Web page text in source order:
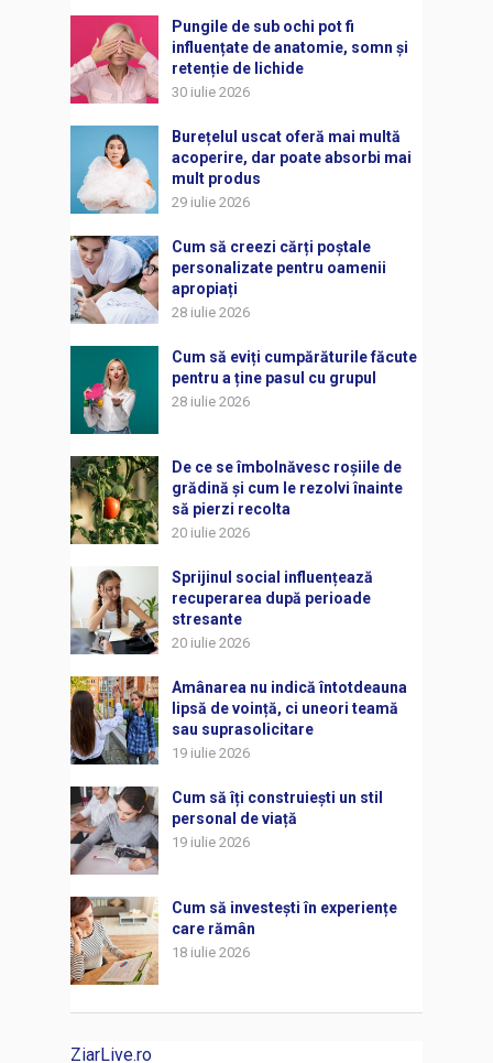
Pungile de sub ochi pot fi
influențate de anatomie, somn și
retenție de lichide
30 iulie 2026
Burețelul uscat oferă mai multă
acoperire, dar poate absorbi mai
mult produs
29 iulie 2026
Cum să creezi cărți poștale
personalizate pentru oamenii
apropiați
28 iulie 2026
Cum să eviți cumpărăturile făcute
pentru a ține pasul cu grupul
28 iulie 2026
De ce se îmbolnăvesc roșiile de
grădină și cum le rezolvi înainte
să pierzi recolta
20 iulie 2026
Sprijinul social influențează
recuperarea după perioade
stresante
20 iulie 2026
Amânarea nu indică întotdeauna
lipsă de voință, ci uneori teamă
sau suprasolicitare
19 iulie 2026
Cum să îți construiești un stil
personal de viață
19 iulie 2026
Cum să investești în experiențe
care rămân
18 iulie 2026
ZiarLive.ro